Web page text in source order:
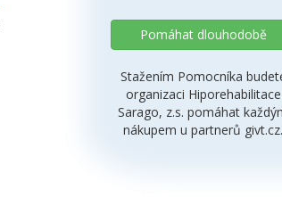
Pomáhat dlouhodobě
Stažením Pomocníka
organizaci Hiporehabilitace
Sarago, z.s. pomáhat
nákupem u partnerů givt.cz.